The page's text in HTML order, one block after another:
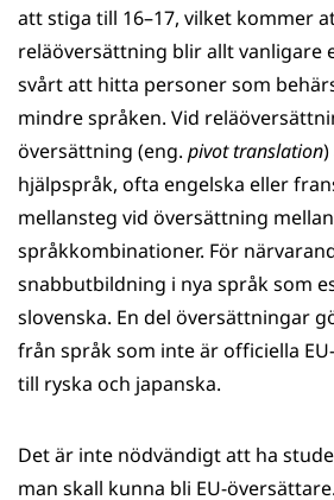
att stiga till 16–17, vilket kommer
reläöversättning blir allt vanligare
svårt att hitta personer som
mindre språken. Vid
översättning (eng. pivot translation
hjälpspråk, ofta eng­elska eller
mellansteg vid översättning
språkkombinationer. För
snabbutbildning i nya språk som
slovenska. En del översättningar
från språk som inte är officiella
till ryska och japanska.
Det är inte nödvändigt att ha
man skall kunna bli EU-